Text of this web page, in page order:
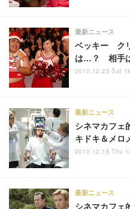
ベッキー ク
は…？ 相手
最新ニュース
2010.12.25 Sat
シネマカフ
キドキ＆メロ
最新ニュース
2010.12.16 Thu
シネマカフ
最新ニュース